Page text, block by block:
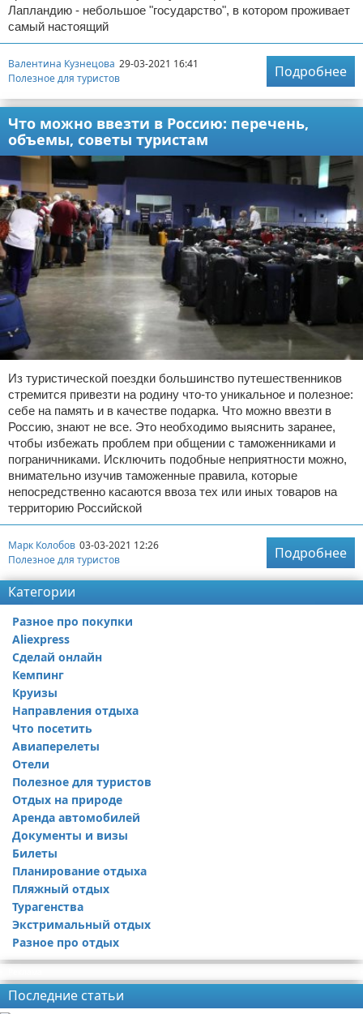
Лапландию - небольшое "государство", в котором проживает
самый настоящий
Валентина Кузнецова 29-03-2021 16:41
Полезное для туристов
Подробнее
Что можно ввезти в Россию: перечень,
объемы, советы туристам
Из туристической поездки большинство путешественников
стремится привезти на родину что-то уникальное и полезное:
себе на память и в качестве подарка. Что можно ввезти в
Россию, знают не все. Это необходимо выяснить заранее,
чтобы избежать проблем при общении с таможенниками и
пограничниками. Исключить подобные неприятности можно,
внимательно изучив таможенные правила, которые
непосредственно касаются ввоза тех или иных товаров на
территорию Российской
Марк Колобов 03-03-2021 12:26
Полезное для туристов
Подробнее
Категории
Разное про покупки
Aliexpress
Сделай онлайн
Кемпинг
Круизы
Направления отдыха
Что посетить
Авиаперелеты
Отели
Полезное для туристов
Отдых на природе
Аренда автомобилей
Документы и визы
Билеты
Планирование отдыха
Пляжный отдых
Турагенства
Экстримальный отдых
Разное про отдых
Последние статьи